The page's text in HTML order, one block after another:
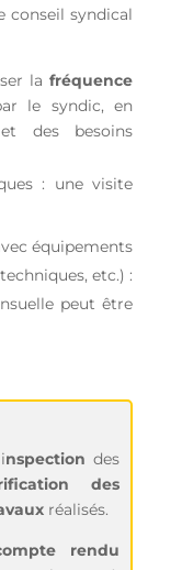
conseil syndical
lafréquence
le syndic, en
des besoins
: une visite
équipements
etc.) :
peut être
nspection des
des
réalisés.
rendu